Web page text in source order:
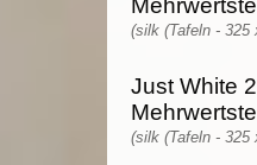
(silk (Tafeln - 325
Just White
(silk (Tafeln - 325